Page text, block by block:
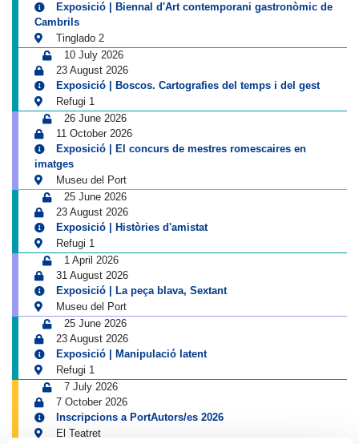
Exposició | Biennal d'Art contemporani gastronòmic de
Cambrils
Tinglado 2
10 July 2026
23 August 2026
Exposició | Boscos. Cartografies del temps i del gest
Refugi 1
26 June 2026
11 October 2026
Exposició | El concurs de mestres romescaires en
imatges
Museu del Port
25 June 2026
23 August 2026
Exposició | Històries d'amistat
Refugi 1
1 April 2026
31 August 2026
Exposició | La peça blava, Sextant
Museu del Port
25 June 2026
23 August 2026
Exposició | Manipulació latent
Refugi 1
7 July 2026
7 October 2026
Inscripcions a PortAutors/es 2026
El Teatret